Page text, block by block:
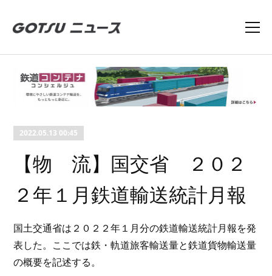
2022.05.13 00:45
【物 流】国交省 ２０２
２年１月鉄道輸送統計月報
国土交通省は２０２２年１月分の鉄道輸送統計月報を発
表した。ここでは鉄・軌道旅客輸送量と鉄道貨物輸送量
の概要を記述する。